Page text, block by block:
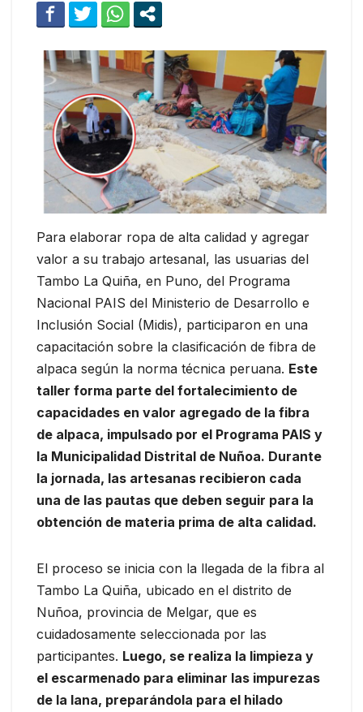
Para elaborar ropa de alta calidad y agregar
valor a su trabajo artesanal, las usuarias del
Tambo La Quiña, en Puno, del Programa
Nacional PAIS del Ministerio de Desarrollo e
Inclusión Social (Midis), participaron en una
capacitación sobre la clasificación de fibra de
alpaca según la norma técnica peruana. Este
taller forma parte del fortalecimiento de
capacidades en valor agregado de la fibra
de alpaca, impulsado por el Programa PAIS y
la Municipalidad Distrital de Nuñoa. Durante
la jornada, las artesanas recibieron cada
una de las pautas que deben seguir para la
obtención de materia prima de alta calidad.
El proceso se inicia con la llegada de la fibra al
Tambo La Quiña, ubicado en el distrito de
Nuñoa, provincia de Melgar, que es
cuidadosamente seleccionada por las
participantes. Luego, se realiza la limpieza y
el escarmenado para eliminar las impurezas
de la lana, preparándola para el hilado